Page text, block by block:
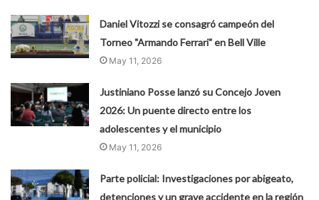
Daniel Vitozzi se consagró campeón del
Torneo "Armando Ferrari" en Bell Ville
May 11, 2026
Justiniano Posse lanzó su Concejo Joven
2026: Un puente directo entre los
adolescentes y el municipio
May 11, 2026
Parte policial: Investigaciones por abigeato,
detenciones y un grave accidente en la región